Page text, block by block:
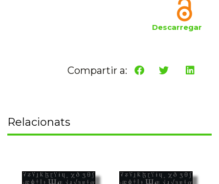
Descarregar
Compartir a:
Relacionats